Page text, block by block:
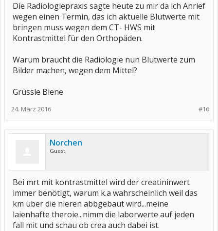
Die Radiologiepraxis sagte heute zu mir da ich Anrief
wegen einen Termin, das ich aktuelle Blutwerte mit
bringen muss wegen dem CT- HWS mit
Kontrastmittel für den Orthopäden.
Warum braucht die Radiologie nun Blutwerte zum
Bilder machen, wegen dem Mittel?
Grüssle Biene
#16
24. März 2016
Norchen
Guest
Bei mrt mit kontrastmittel wird der creatininwert
immer benötigt, warum k.a wahrscheinlich weil das
km über die nieren abbgebaut wird...meine
laienhafte theroie...nimm die laborwerte auf jeden
fall mit und schau ob crea auch dabei ist.